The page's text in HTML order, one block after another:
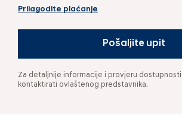
Prilagodite plaćanje
Pošaljite upit
Za detaljnije informacije i provjeru
kontaktirati ovlaštenog predstavnika.